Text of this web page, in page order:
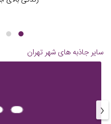
سایر جاذبه های شهر تهران
‹